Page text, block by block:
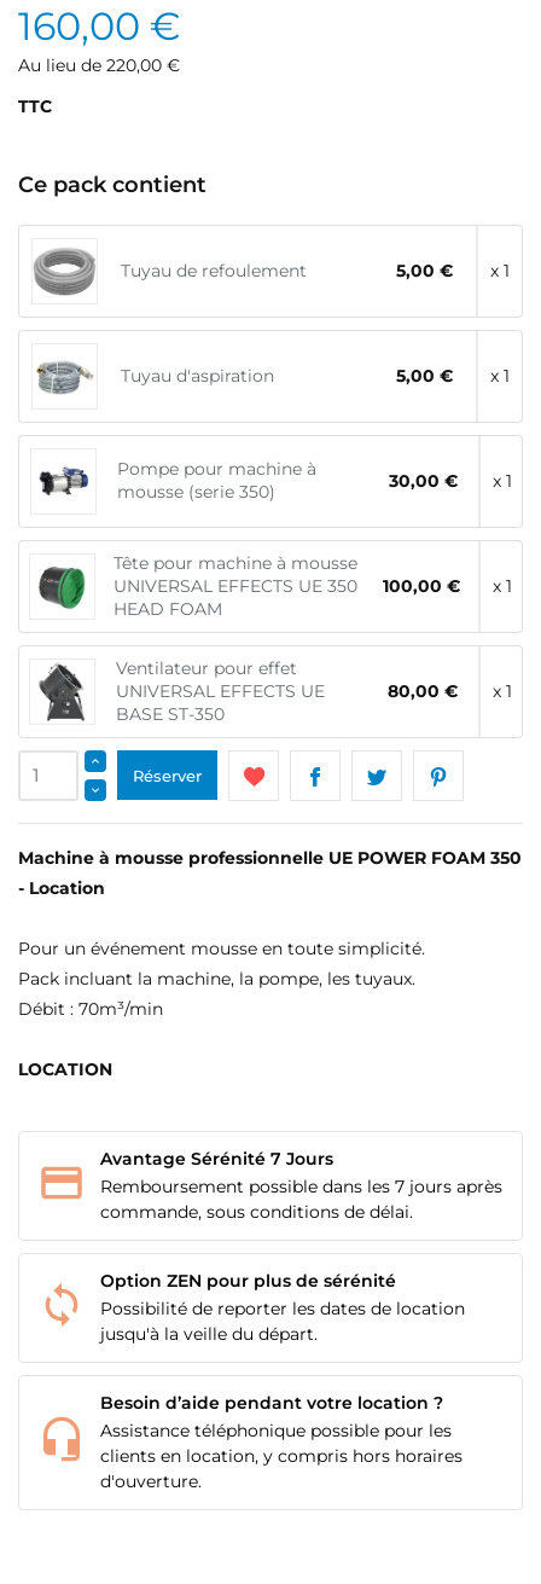
160,00 €
Au lieu de 220,00 €
TTC
Ce pack contient
Tuyau de refoulement 5,00 € x 1
Tuyau d'aspiration 5,00 € x 1
Pompe pour machine à
mousse (serie 350)
30,00 € x 1
Tête pour machine à mousse
UNIVERSAL EFFECTS UE 350
HEAD FOAM
100,00 € x 1
Ventilateur pour effet
UNIVERSAL EFFECTS UE
BASE ST-350
80,00 € x 1
Réserver
Machine à mousse professionnelle UE POWER FOAM 350
- Location
Pour un événement mousse en toute simplicité.
Pack incluant la machine, la pompe, les tuyaux.
Débit : 70m³/min
LOCATION
Avantage Sérénité 7 Jours
Remboursement possible dans les 7 jours après
commande, sous conditions de délai.
Option ZEN pour plus de sérénité
Possibilité de reporter les dates de location
jusqu'à la veille du départ.
Besoin d’aide pendant votre location ?
Assistance téléphonique possible pour les
clients en location, y compris hors horaires
d'ouverture.